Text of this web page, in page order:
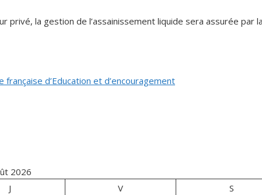
la gestion de l’assainissement liquide sera assurée par la
d’Education et d’encouragement
2026
J V S